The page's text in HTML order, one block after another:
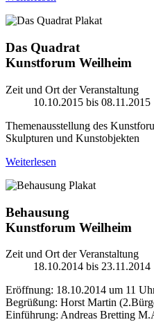
Das Quadrat
Kunstforum Weilheim
Zeit und Ort der Veranstaltung
10.10.2015 bis 08.11.2015
Themenausstellung des
Skulpturen und Kunstobjekten
Weiterlesen
Behausung
Kunstforum Weilheim
Zeit und Ort der Veranstaltung
18.10.2014 bis 23.11.2014
Eröffnung: 18.10.2014 um 11
Begrüßung: Horst Martin
Einführung: Andreas Bretting